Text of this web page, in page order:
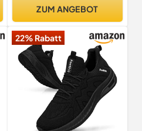
ZUM ANGEBOT
22% Rabatt